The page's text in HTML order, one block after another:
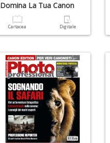
Domina La Tua Canon
Cartacea Digitale